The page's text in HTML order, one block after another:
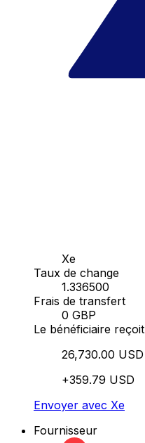
Xe
Taux de change
1.336500
Frais de transfert
0 GBP
Le bénéficiaire reçoit
26,730.00 USD
+359.79 USD
Envoyer avec Xe
Fournisseur